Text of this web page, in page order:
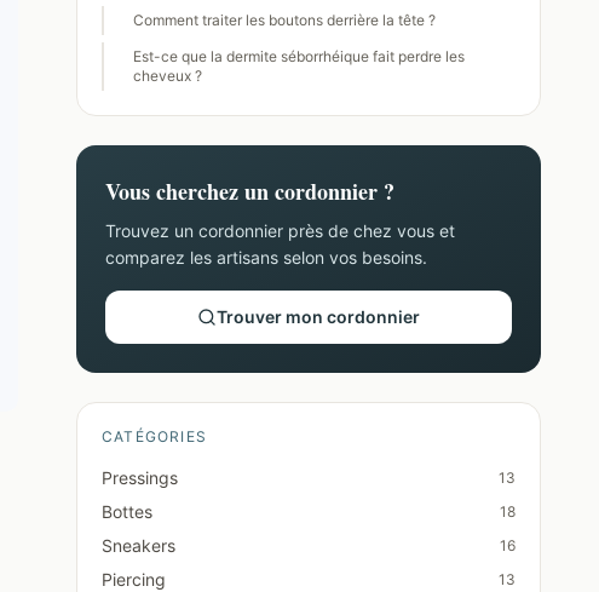
Comment traiter les boutons derrière la tête ?
Est-ce que la dermite séborrhéique fait perdre les
cheveux ?
Vous cherchez un cordonnier ?
Trouvez un cordonnier près de chez vous et
comparez les artisans selon vos besoins.
Trouver mon cordonnier
CATÉGORIES
Pressings 13
Bottes 18
Sneakers 16
Piercing 13